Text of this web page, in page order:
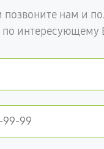
нам и
интересующему